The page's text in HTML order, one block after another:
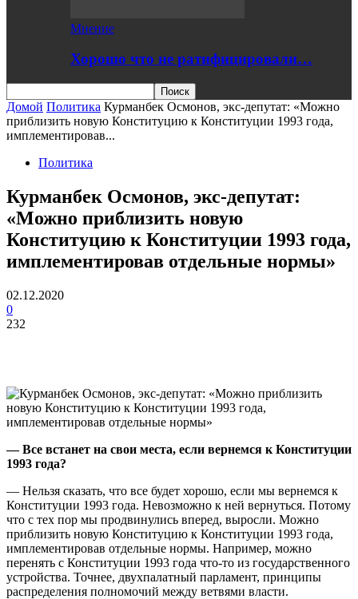
Мнение
Хорошо что не ратифицировали…
Домой Политика Курманбек Осмонов, экс-депутат: «Можно
приблизить новую Конституцию к Конституции 1993 года,
имплементировав...
Политика
Курманбек Осмонов, экс-депутат:
«Можно приблизить новую
Конституцию к Конституции 1993 года,
имплементировав отдельные нормы»
02.12.2020
0
232
— Все встанет на свои места, если вернемся к Конституции
1993 года?
— Нельзя сказать, что все будет хорошо, если мы вернемся к
Конституции 1993 года. Невозможно к ней вернуться. Потому
что с тех пор мы продвинулись вперед, выросли. Можно
приблизить новую Конституцию к Конституции 1993 года,
имплементировав отдельные нормы. Например, можно
перенять с Конституции 1993 года что-то из государственного
устройства. Точнее, двухпалатный парламент, принципы
распределения полномочий между ветвями власти.